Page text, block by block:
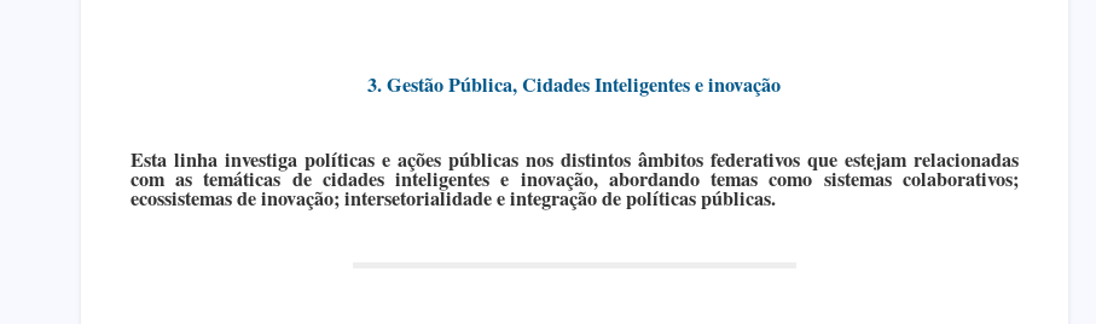
3. Gestão Pública, Cidades Inteligentes e inovação
Esta linha investiga políticas e ações públicas nos distintos âmbitos federativos que estejam relacionadas
com as temáticas de cidades inteligentes e inovação, abordando temas como sistemas colaborativos;
ecossistemas de inovação; intersetorialidade e integração de políticas públicas.